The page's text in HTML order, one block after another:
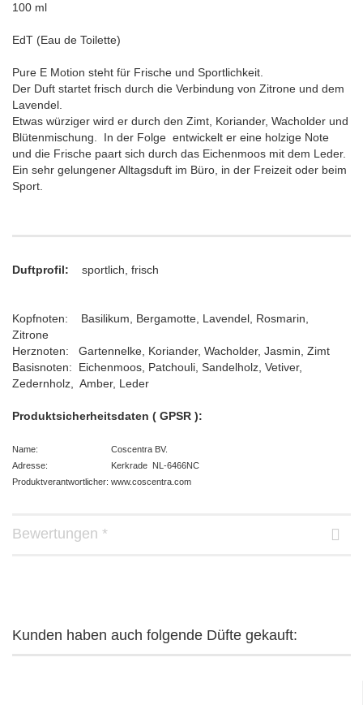
100 ml
EdT (Eau de Toilette)
Pure E Motion steht für Frische und Sportlichkeit.
Der Duft startet frisch durch die Verbindung von Zitrone und dem
Lavendel.
Etwas würziger wird er durch den Zimt, Koriander, Wacholder und
Blütenmischung. In der Folge entwickelt er eine holzige Note
und die Frische paart sich durch das Eichenmoos mit dem Leder.
Ein sehr gelungener Alltagsduft im Büro, in der Freizeit oder beim
Sport.
Duftprofil: sportlich, frisch
Kopfnoten: Basilikum, Bergamotte, Lavendel, Rosmarin,
Zitrone
Herznoten: Gartennelke, Koriander, Wacholder, Jasmin, Zimt
Basisnoten: Eichenmoos, Patchouli, Sandelholz, Vetiver,
Zedernholz, Amber, Leder
Produktsicherheitsdaten ( GPSR ):
Name: Coscentra BV.
Adresse: Kerkrade NL-6466NC
Produktverantwortlicher: www.coscentra.com
Bewertungen *
Kunden haben auch folgende Düfte gekauft: